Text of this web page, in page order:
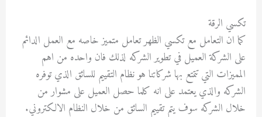
تكسي الرقة
كما ان التعامل مع تكسي الظهر تعامل متميز خاصه مع العمل الدائم
على الشركة العميل في تطوير الشركه لذلك فان واحده من اهم
المميزات التي تتمتع بها شركاتنا هو نظام التقييم للسائق الذي توفره
الشركه والذي يعتمد على انه كلما حصل العميل على مشوار من
خلال الشركه سوف يتم تقييم السائق من خلال النظام الالكتروني.